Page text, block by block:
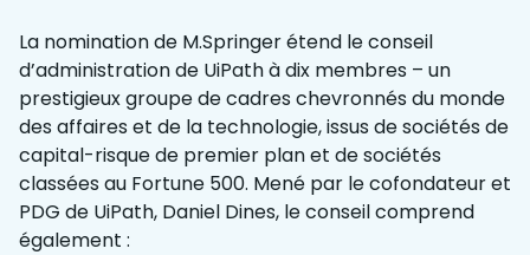
La nomination de M.Springer étend le conseil
d’administration de UiPath à dix membres – un
prestigieux groupe de cadres chevronnés du monde
des affaires et de la technologie, issus de sociétés de
capital-risque de premier plan et de sociétés
classées au Fortune 500. Mené par le cofondateur et
PDG de UiPath, Daniel Dines, le conseil comprend
également :